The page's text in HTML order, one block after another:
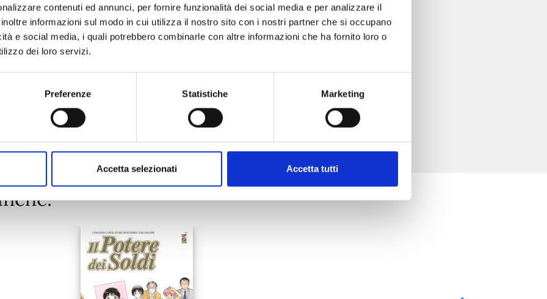
contenuti ed annunci, per fornire funzionalità dei social media e per analizzare il
informazioni sul modo in cui utilizza il nostro sito con i nostri partner che si occupano
e social media, i quali potrebbero combinarle con altre informazioni che ha fornito loro o
dei loro servizi.
Preferenze Statistiche Marketing
Accetta selezionati Accetta tutti
01/03/2018
€ 8,00